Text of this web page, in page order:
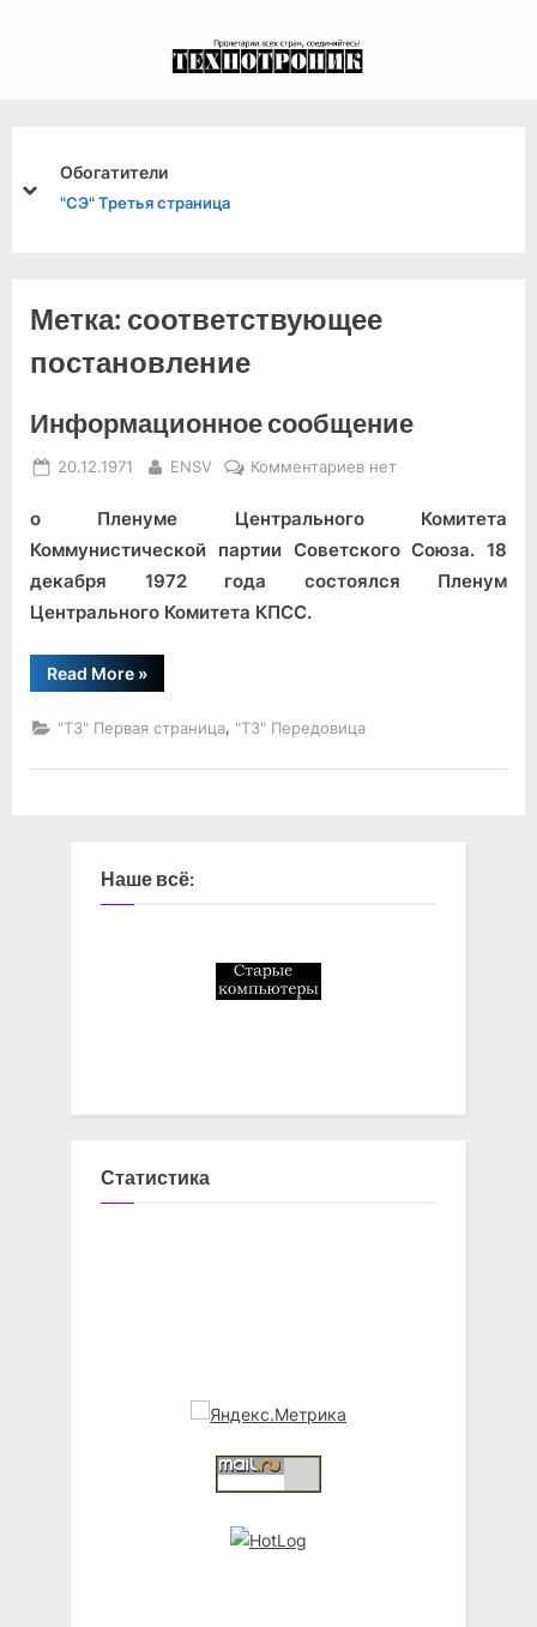
Обогатители
"СЭ" Третья страница
prev
next
Метка: соответствующее
постановление
Информационное сообщение
Posted
20.12.1971 By
ENSV Комментариевк
Информационное
сообщение
нет
о Пленуме Центрального Комитета
Коммунистической партии Советского Союза. 18
декабря 1972 года состоялся Пленум
Центрального Комитета КПСС.
Read More“Информационное
сообщение”
»
"ТЗ" Первая страница, "ТЗ" Передовица
Наше всё:
Статистика